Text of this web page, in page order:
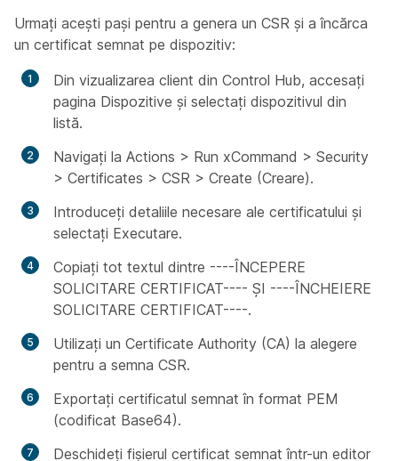
Urmați acești pași pentru a genera un CSR și a încărca
un certificat semnat pe dispozitiv:
Din vizualizarea client din Control Hub, accesați
pagina Dispozitive și selectați dispozitivul din
listă.
Navigați la Actions > Run xCommand > Security
> Certificates > CSR > Create (Creare).
Introduceți detaliile necesare ale certificatului și
selectați Executare.
Copiați tot textul dintre ----ÎNCEPERE
SOLICITARE CERTIFICAT---- ȘI ----ÎNCHEIERE
SOLICITARE CERTIFICAT----.
Utilizați un Certificate Authority (CA) la alegere
pentru a semna CSR.
Exportați certificatul semnat în format PEM
(codificat Base64).
Deschideți fișierul certificat semnat într-un editor